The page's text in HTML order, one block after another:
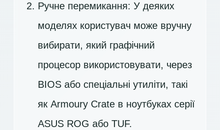
Ручне перемикання: У деяких
моделях користувач може вручну
вибирати, який графічний
процесор використовувати, через
BIOS або спеціальні утиліти, такі
як Armoury Crate в ноутбуках серії
ASUS ROG або TUF.